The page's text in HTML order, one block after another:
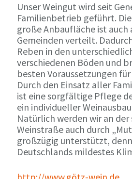
Unser Weingut wird seit
Familienbetrieb geführt.
große Anbaufläche ist auch
Gemeinden verteilt.
Reben in den
verschiedenen Böden und
besten Voraussetzungen
Durch den Einsatz aller
ist eine sorgfältige Pflege
ein individueller
Natürlich werden wir an der
Weinstraße auch durch
großzügig unterstützt,
Deutschlands mildestes